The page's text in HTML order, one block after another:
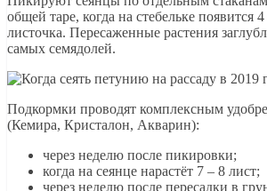
общей таре, когда на стебельке появится
листочка. Пересаженные растения
самых семядолей.
Подкормки проводят комплексным
(Кемира, Кристалон, Акварин):
через неделю после пикировки;
когда на сеянце нарастёт 7 – 8 лист;
через неделю после пересадки в